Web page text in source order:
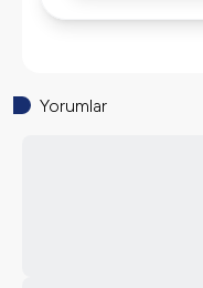
Yorumlar